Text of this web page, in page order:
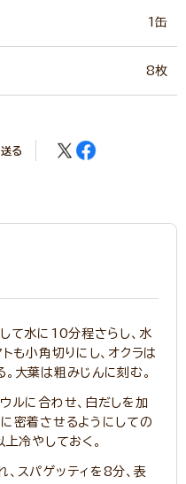
1缶
8枚
る
て水に10分程さらし、水
も小角切りにし、オクラは
大葉は粗みじんに刻む。
ルに合わせ、白だしを加
密着させるようにしての
冷やしておく。
スパゲッティを8分、表